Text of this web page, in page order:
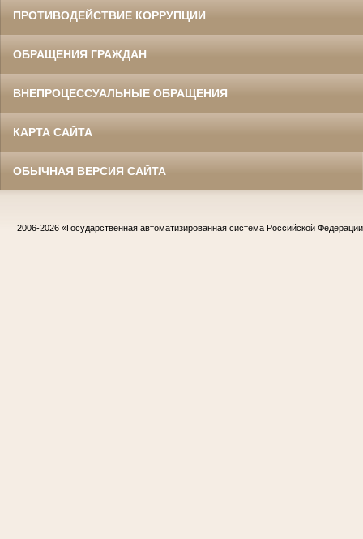
ПРОТИВОДЕЙСТВИЕ КОРРУПЦИИ
ОБРАЩЕНИЯ ГРАЖДАН
ВНЕПРОЦЕССУАЛЬНЫЕ ОБРАЩЕНИЯ
КАРТА САЙТА
ОБЫЧНАЯ ВЕРСИЯ САЙТА
2006-2026 «Государственная автоматизированная система Российской